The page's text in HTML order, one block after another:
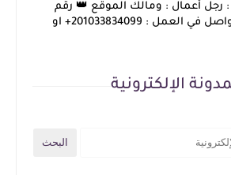
أعمال : ومالك الموقع 👑 رقم
معاذ اشرف 📞 للتواصل في العمل : 201033834099+ او
الإلكترونية